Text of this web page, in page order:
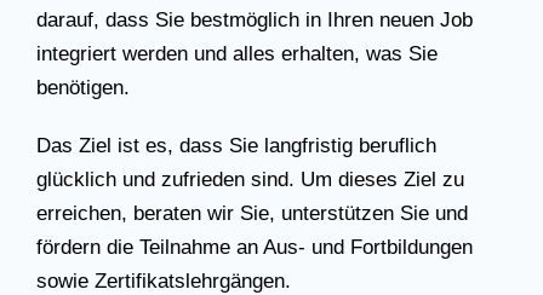
darauf, dass Sie bestmöglich in Ihren neuen Job
integriert werden und alles erhalten, was Sie
benötigen.
Das Ziel ist es, dass Sie langfristig beruflich
glücklich und zufrieden sind. Um dieses Ziel zu
erreichen, beraten wir Sie, unterstützen Sie und
fördern die Teilnahme an Aus- und Fortbildungen
sowie Zertifikatslehrgängen.